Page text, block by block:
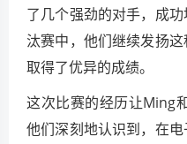
了几个强劲的对手，成
汰赛中，他们继续发扬
取得了优异的成绩。
这次比赛的经历让Ming
他们深刻地认识到，在